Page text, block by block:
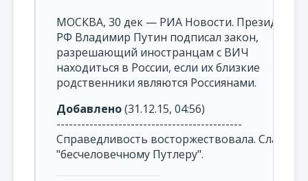
МОСКВА, 30 дек — РИА Новости. Президент
РФ Владимир Путин подписал закон,
разрешающий иностранцам с ВИЧ
находиться в России, если их близкие
родственники являются Россиянами.
Добавлено(31.12.15, 04:56)
---------------------------------------------
Справедливость восторжествовала. Слава
"бесчеловечному Путлеру".